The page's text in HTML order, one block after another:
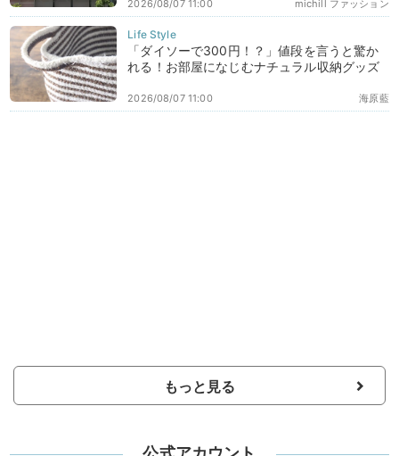
michill ファッション
2026/08/07 11:00
「ダイソーで300円！？」値段を言うと驚か
れる！お部屋になじむナチュラル収納グッズ
海原藍
2026/08/07 11:00
もっと見る